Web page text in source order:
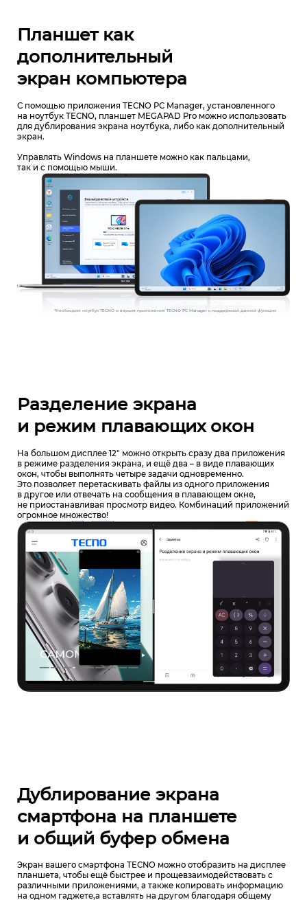
Планшет как
дополнительный
экран компьютера
С помощью приложения TECNO PC Manager, установленного
на ноутбук TECNO, планшет MEGAPAD Pro можно использовать
для дублирования экрана ноутбука, либо как дополнительный
экран.
Управлять Windows на планшете можно как пальцами,
так и с помощью мыши.
*Необходим ноутбук TECNO и версия приложения TECNO PC Manager с поддержкой данной функции
Разделение экрана
и режим плавающих окон
На большом дисплее 12" можно открыть сразу два приложения
в режиме разделения экрана, и ещё два – в виде плавающих
окон, чтобы выполнять четыре задачи одновременно.
Это позволяет перетаскивать файлы из одного приложения
в другое или отвечать на сообщения в плавающем окне,
не приостанавливая просмотр видео. Комбинаций приложений
огромное множество!
Дублирование экрана
смартфона на планшете
и общий буфер обмена
Экран вашего смартфона TECNO можно отобразить на дисплее
планшета, чтобы ещё быстрее и прощевзаимодействовать с
различными приложениями, а также копировать информацию
на одном гаджете,а вставлять на другом благодаря общему